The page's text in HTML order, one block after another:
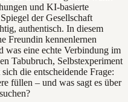
und KI-basierte
der Gesellschaft
authentisch. In diesem
Freundin kennenlernen
was eine echte Verbindung im
Tabubruch, Selbstexperiment
die entscheidende Frage:
füllen – und was sagt es über